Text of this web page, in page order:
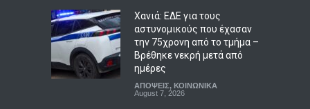
Χανιά: ΕΔΕ για τους
αστυνομικούς που έχασαν
την 75χρονη από το τμήμα –
Βρέθηκε νεκρή μετά από
ημέρες
ΑΠΟΨΕΙΣ, ΚΟΙΝΩΝΙΚΑ
August 7, 2026